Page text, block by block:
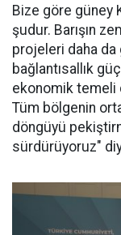
Bize göre güney
şudur. Barışın
projeleri daha
bağlantısallık
ekonomik temeli
Tüm bölgenin
döngüyü
sürdürüyoruz"